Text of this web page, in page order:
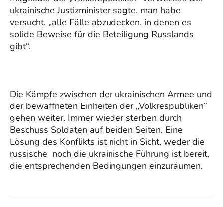
ukrainische Justizminister sagte, man habe
versucht, „alle Fälle abzudecken, in denen es
solide Beweise für die Beteiligung Russlands
gibt“.
Die Kämpfe zwischen der ukrainischen Armee und
der bewaffneten Einheiten der „Volkrespubliken“
gehen weiter. Immer wieder sterben durch
Beschuss Soldaten auf beiden Seiten. Eine
Lösung des Konflikts ist nicht in Sicht, weder die
russische noch die ukrainische Führung ist bereit,
die entsprechenden Bedingungen einzuräumen.